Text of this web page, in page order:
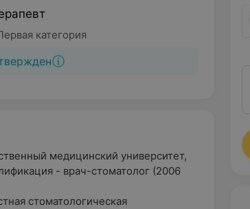
категория
медицинский университет,
- врач-стоматолог (2006
стоматологическая